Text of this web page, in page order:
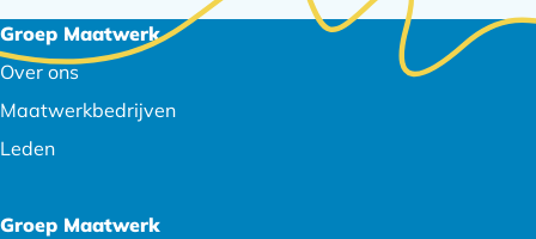
Footer
navigatie
Groep Maatwerk
Over ons
Maatwerkbedrijven
Leden
Groep Maatwerk